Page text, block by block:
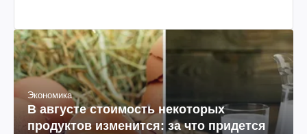
Экономика
В августе стоимость некоторых
продуктов изменится: за что придется